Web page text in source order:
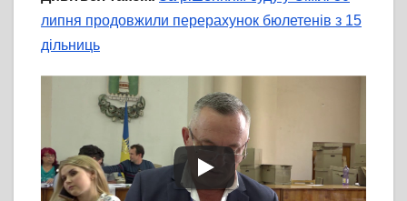
липня продовжили перерахунок бюлетенів з 15
дільниць